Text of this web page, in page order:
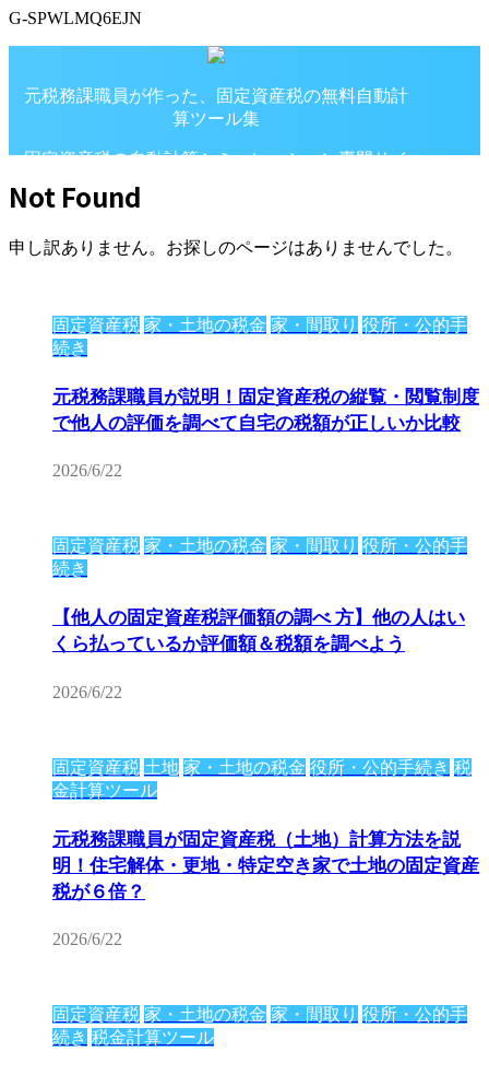
G-SPWLMQ6EJN
元税務課職員が作った、固定資産税の無料自動計
算ツール集
固定資産税の自動計算シミュレーション専門サイ
Not Found
申し訳ありません。お探しのページはありませんでした。
固定資産税 家・土地の税金 家・間取り 役所・公的手
続き
元税務課職員が説明！固定資産税の縦覧・閲覧制度
で他人の評価を調べて自宅の税額が正しいか比較
2026/6/22
固定資産税 家・土地の税金 家・間取り 役所・公的手
続き
【他人の固定資産税評価額の調べ 方】他の人はい
くら払っているか評価額＆税額を調べよう
2026/6/22
固定資産税 土地 家・土地の税金 役所・公的手続き 税
金計算ツール
元税務課職員が固定資産税（土地）計算方法を説
明！住宅解体・更地・特定空き家で土地の固定資産
税が６倍？
2026/6/22
固定資産税 家・土地の税金 家・間取り 役所・公的手
続き 税金計算ツール